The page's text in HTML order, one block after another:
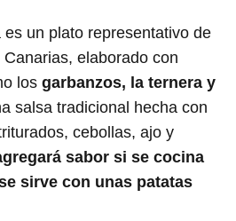
un plato representativo de
elaborado con
los garbanzos, la ternera y
salsa tradicional hecha con
cebollas, ajo y
sabor si se cocina
sirve con unas patatas